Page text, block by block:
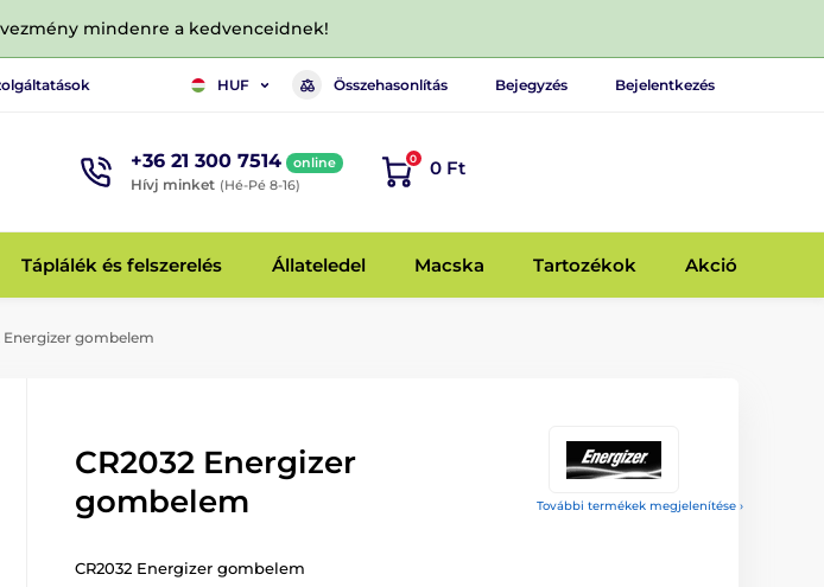
mindenre a kedvenceidnek!
HUF Összehasonlítás Bejegyzés Bejelentkezés
+36 21 300 7514 online
Hívj minket (Hé-Pé 8-16)
0 0 Ft
Táplálék és felszerelés Állateledel Macska Tartozékok Akció
Energizer gombelem
További termékek megjelenítése ›
CR2032 Energizer
gombelem
CR2032 Energizer gombelem